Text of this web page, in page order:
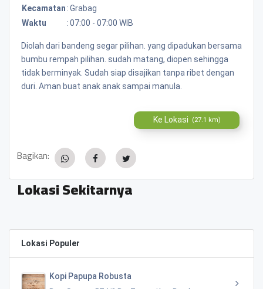
Kecamatan :Grabag
Waktu
:07:00 - 07:00 WIB
Diolah dari bandeng segar pilihan. yang dipadukan bersama
bumbu rempah pilihan. sudah matang, diopen sehingga
tidak berminyak. Sudah siap disajikan tanpa ribet dengan
duri. Aman buat anak anak sampai manula.
Ke Lokasi (27.1 km)
Bagikan:
Lokasi Sekitarnya
Lokasi Populer
Kopi Papupa Robusta